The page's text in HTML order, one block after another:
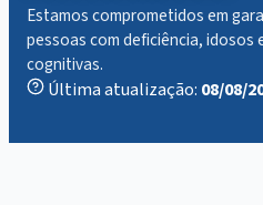
Estamos comprometidos em
pessoas com deficiência, idosos
cognitivas.
Última atualização: 08/08/